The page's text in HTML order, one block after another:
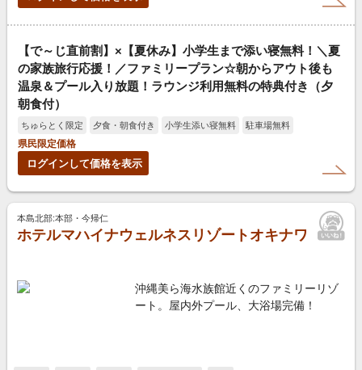
【で～じ直前割】×【夏休み】小学生まで添い寝無料！＼夏
の家族旅行応援！／ファミリープラン☆朝からアウト後も
温泉＆プール入り放題！ラウンジ利用無料の特典付き（夕
朝食付）
ちゅらとく限定 夕食・朝食付き 小学生添い寝無料
駐車場無料
県民限定価格
ログインして価格を表示
本島北部:本部・今帰仁
ホテルマハイナウェルネスリゾートオキナワ
沖縄美ら海水族館近くのファミリーリゾ
ート。屋内外プール、大浴場完備！